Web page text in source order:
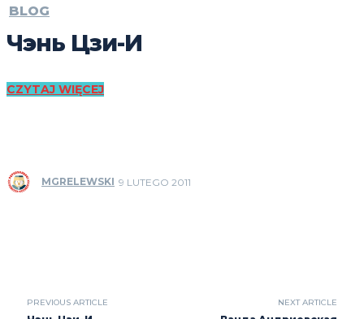
BLOG
Чэнь Цзи-И
CZYTAJ WIĘCEJ
MGRELEWSKI 9 LUTEGO 2011
PREVIOUS ARTICLE NEXT ARTICLE